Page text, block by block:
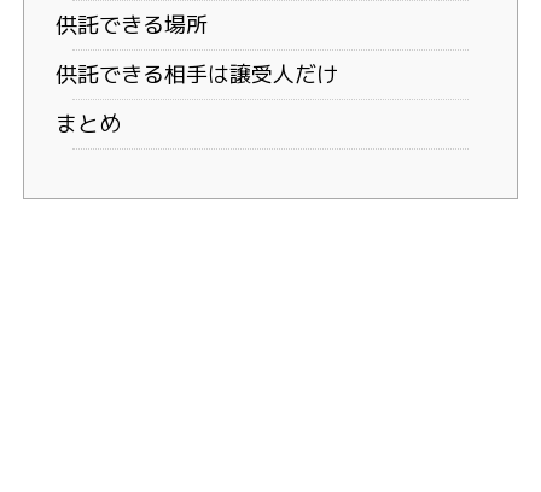
供託できる場所
供託できる相手は譲受人だけ
まとめ